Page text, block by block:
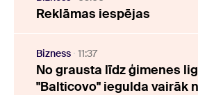
Reklāmas iespējas
Bizness 11:37
No grausta līdz ģimenes
"Balticovo" iegulda vairāk